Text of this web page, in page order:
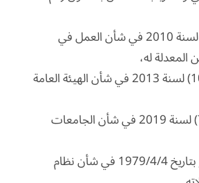
وعلى القانون رقم (6) لسنة 2010 في شأن العمل في
المعدلة له،
وعلى القانون رقم (109) لسنة 2013 في شأن الهيئة العامة
وعلى القانون رقم (76) لسنة 2019 في شأن الجامعات
وعلى المرسوم الصادر بتاريخ 1979/4/4 في شأن نظام